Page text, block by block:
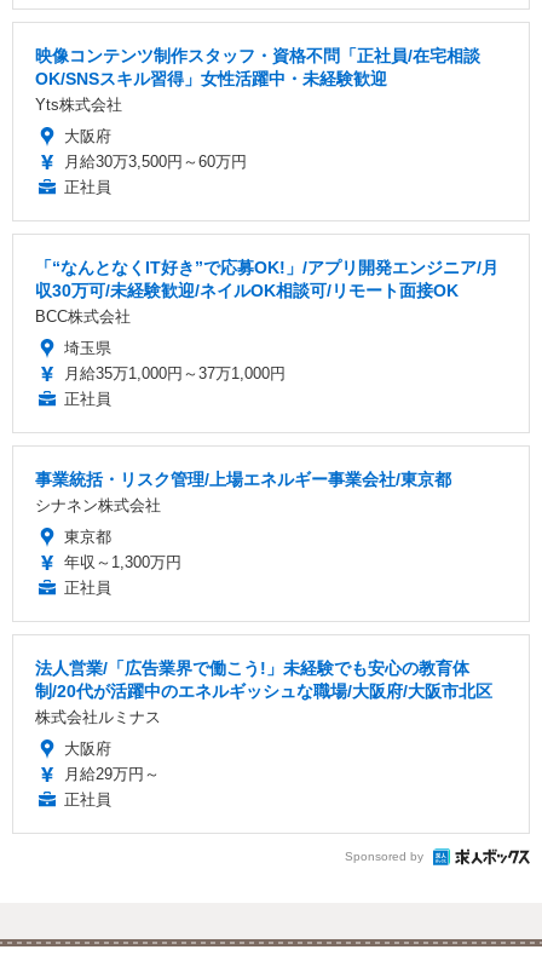
映像コンテンツ制作スタッフ・資格不問「正社員/在宅相談
OK/SNSスキル習得」女性活躍中・未経験歓迎
Yts株式会社
大阪府
月給30万3,500円～60万円
正社員
「“なんとなくIT好き”で応募OK!」/アプリ開発エンジニア/月
収30万可/未経験歓迎/ネイルOK相談可/リモート面接OK
BCC株式会社
埼玉県
月給35万1,000円～37万1,000円
正社員
事業統括・リスク管理/上場エネルギー事業会社/東京都
シナネン株式会社
東京都
年収～1,300万円
正社員
法人営業/「広告業界で働こう!」未経験でも安心の教育体
制/20代が活躍中のエネルギッシュな職場/大阪府/大阪市北区
株式会社ルミナス
大阪府
月給29万円～
正社員
Sponsored by